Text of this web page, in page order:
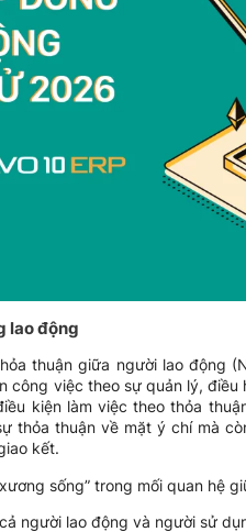
lao động
thuận giữa người lao động
công việc theo sự quản lý,
kiện làm việc theo thỏa
thỏa thuận về mặt ý chí mà
kết.
sống” trong mối quan hệ
người lao động và người sử